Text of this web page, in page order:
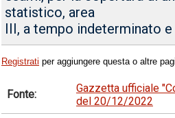
statistico, area
III, a tempo indeterminato e
Registrati per aggiungere questa o altre
Fonte:
Gazzetta ufficiale
del 20/12/2022